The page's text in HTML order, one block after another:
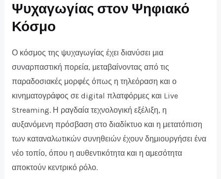
Ψυχαγωγίας στον Ψηφιακό
Κόσμο
Ο κόσμος της ψυχαγωγίας έχει διανύσει μια
συναρπαστική πορεία, μεταβαίνοντας από τις
παραδοσιακές μορφές όπως η τηλεόραση και ο
κινηματογράφος σε digital πλατφόρμες και Live
Streaming. Η ραγδαία τεχνολογική εξέλιξη, η
αυξανόμενη πρόσβαση στο διαδίκτυο και η μετατόπιση
των καταναλωτικών συνηθειών έχουν δημιουργήσει ένα
νέο τοπίο, όπου η αυθεντικότητα και η αμεσότητα
αποκτούν κεντρικό ρόλο.